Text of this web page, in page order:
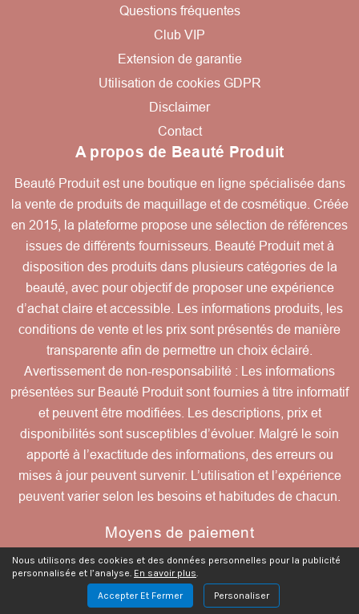
Questions fréquentes
Club VIP
Extension de garantie
Utilisation de cookies GDPR
Disclaimer
Contact
A propos de Beauté Produit
Beauté Produit est une boutique en ligne spécialisée dans
la vente de produits de maquillage et de cosmétique. Créée
en 2015, la plateforme propose une sélection de références
issues de différents fournisseurs. Beauté Produit met à
disposition des produits dans plusieurs catégories de la
beauté, avec pour objectif de proposer une expérience
d’achat claire et accessible. Les informations produits, les
conditions de vente et les prix sont présentés de manière
transparente afin de permettre un choix éclairé.
Avertissement de non-responsabilité : Les informations
présentées sur Beauté Produit sont fournies à titre informatif
et peuvent être modifiées. Les descriptions, prix et
disponibilités sont susceptibles d’évoluer. Malgré le soin
apporté à l’exactitude des informations, des erreurs ou
mises à jour peuvent survenir. L’utilisation et l’expérience
peuvent varier selon les besoins et habitudes de chacun.
Moyens de paiement
Contactez-nous
Nous utilisons des cookies et des données personnelles pour la publicité
personnalisée et l’analyse. En savoir plus.
Accepter Et Fermer
Personaliser